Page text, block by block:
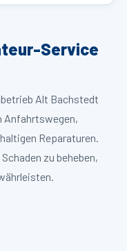
Service
Alt Bachstedt
Anfahrtswegen,
Reparaturen.
zu beheben,